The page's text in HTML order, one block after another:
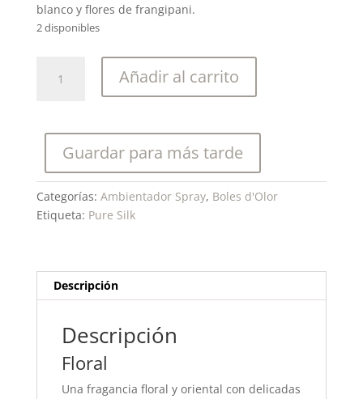
blanco y flores de frangipani.
2 disponibles
d'olor-
Ambientador
spray.
cantidad
Añadir al carrito
Guardar para más tarde
Categorías: Ambientador Spray, Boles d'Olor
Etiqueta: Pure Silk
Descripción
Descripción
Floral
Una fragancia floral y oriental con delicadas